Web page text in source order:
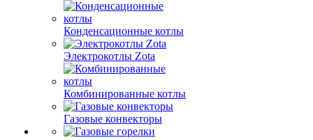
Конденсационные котлы
Электрокотлы Zota
Комбинированные котлы
Газовые конвекторы